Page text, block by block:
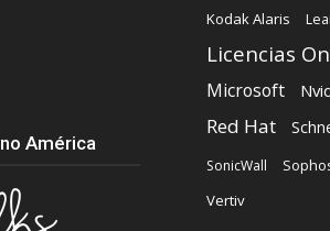
América
Kodak Alaris
Licencias
Microsoft
Red Hat
SonicWall
Vertiv